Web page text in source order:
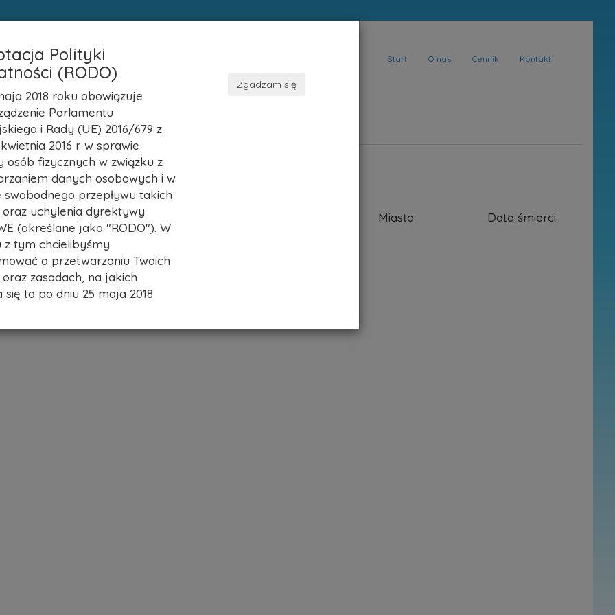
Start O nas Cennik Kontakt
Ostatni Tydzień Ostatni Miesiąc
z 0
Miasto Data śmierci
z 0
Polityki
(RODO)
2018 roku obowiązuje
Parlamentu
i Rady (UE) 2016/679 z
2016 r. w sprawie
osób fizycznych w związku z
danych osobowych i w
swobodnego przepływu takich
uchylenia dyrektywy
(określane jako "RODO"). W
z tym chcielibyśmy
o przetwarzaniu Twoich
zasadach, na jakich
się to po dniu 25 maja 2018
Zgadzam się